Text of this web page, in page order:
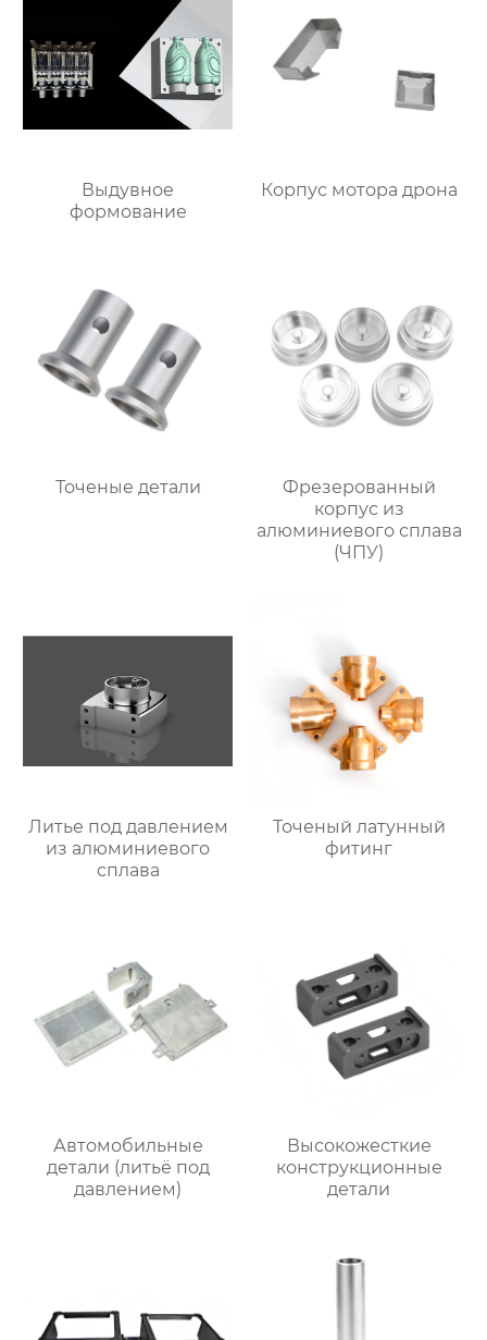
Выдувное
формование
Корпус мотора дрона
Точеные детали
Фрезерованный
корпус из
алюминиевого сплава
(ЧПУ)
Литье под давлением
из алюминиевого
сплава
Точеный латунный
фитинг
Автомобильные
детали (литьё под
давлением)
Высокожесткие
конструкционные
детали